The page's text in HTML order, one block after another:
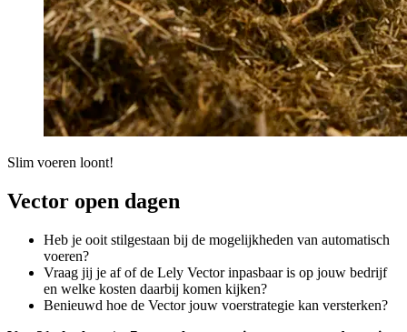
Slim voeren loont!
Vector open dagen
Heb je ooit stilgestaan bij de mogelijkheden van automatisch
voeren?
Vraag jij je af of de Lely Vector inpasbaar is op jouw bedrijf
en welke kosten daarbij komen kijken?
Benieuwd hoe de Vector jouw voerstrategie kan versterken?